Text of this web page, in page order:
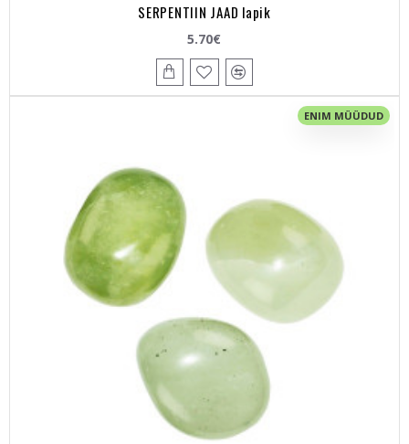
SERPENTIIN JAAD lapik
5.70€
ENIM MÜÜDUD